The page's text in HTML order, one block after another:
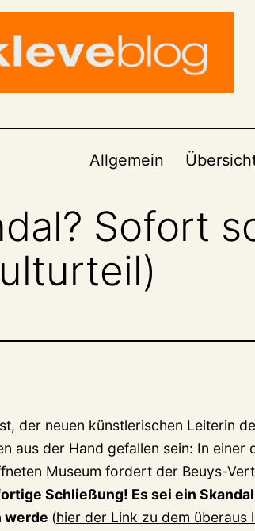
Allgemein
Sofort
der neuen künstlerischen Leiterin
aus der Hand gefallen sein: In einer
Museum fordert der Beuys-
Schließung! Es sei ein
werde (hier der Link zu dem überaus